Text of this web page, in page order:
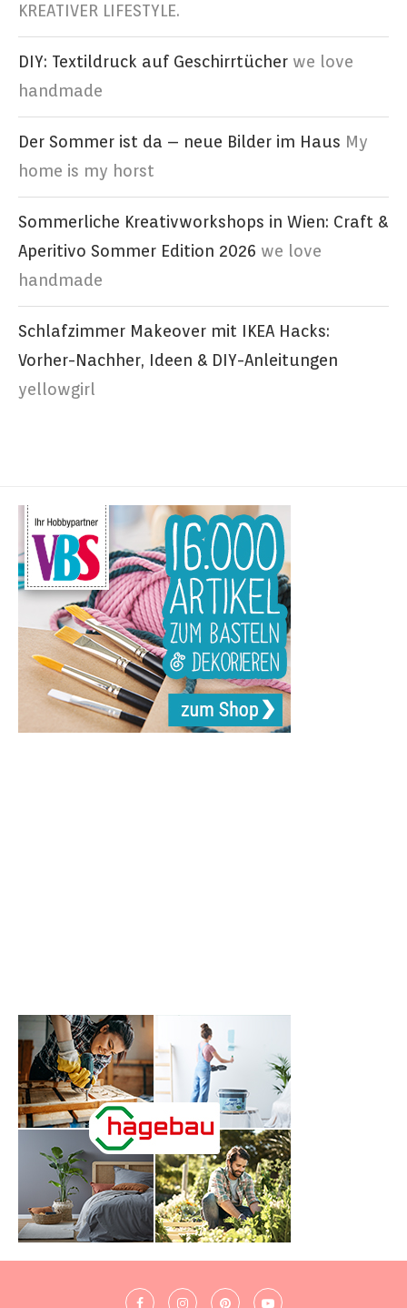
KREATIVER LIFESTYLE.
DIY: Textildruck auf Geschirrtücher we love
handmade
Der Sommer ist da – neue Bilder im Haus My
home is my horst
Sommerliche Kreativworkshops in Wien: Craft &
Aperitivo Sommer Edition 2026 we love
handmade
Schlafzimmer Makeover mit IKEA Hacks:
Vorher-Nachher, Ideen & DIY-Anleitungen
yellowgirl